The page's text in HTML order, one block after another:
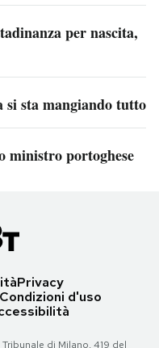
per nascita,
si sta mangiando tutto
ministro portoghese
Privacy
Condizioni d'uso
di Milano, 419 del